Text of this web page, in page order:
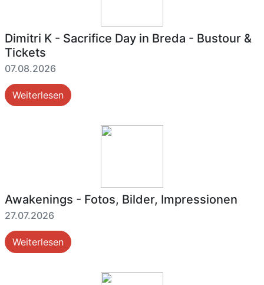
Dimitri K - Sacrifice Day in Breda - Bustour &
Tickets
07.08.2026
Weiterlesen
Awakenings - Fotos, Bilder, Impressionen
27.07.2026
Weiterlesen